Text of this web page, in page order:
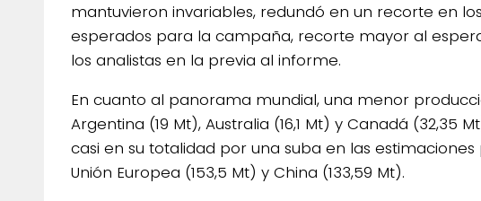
mantuvieron invariables, redundó en un recorte en
esperados para la campaña, recorte mayor al
los analistas en la previa al informe.
En cuanto al panorama mundial, una menor
Argentina (19 Mt), Australia (16,1 Mt) y Canadá (32,35
casi en su totalidad por una suba en las estimaciones
Unión Europea (153,5 Mt) y China (133,59 Mt).